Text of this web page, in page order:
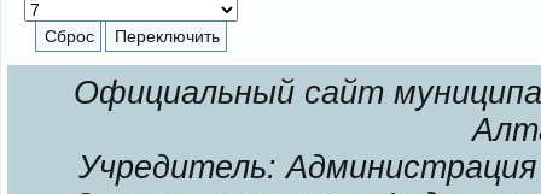
Официальный сайт
Учредитель: Администрация